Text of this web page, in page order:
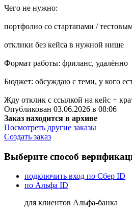
Чего не нужно:
портфолио со стартапами /
отклики без кейса в нужной нише
Формат работы: фриланс, удалённо
Бюджет: обсуждаю с теми, у кого
Жду отклик с ссылкой на кейс +
Опубликован 03.06.2026 в 08:06
Заказ находится в архиве
Посмотреть другие заказы
Создать заказ
Выберите способ
подключить вход по Сбер ID
по Альфа ID
для клиентов Альфа-банка